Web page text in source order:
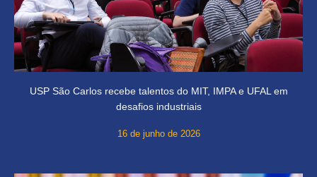
USP São Carlos recebe talentos do MIT, IMPA e UFAL em
desafios industriais
16 de junho de 2026